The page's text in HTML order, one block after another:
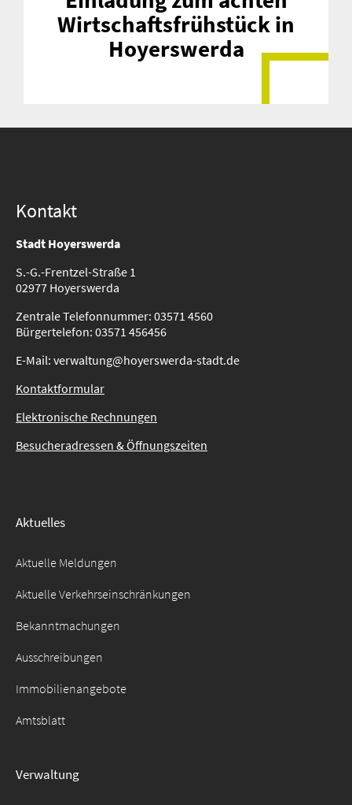
Wirtschaftsfrühstück in
Hoyerswerda
Kontakt
Stadt Hoyerswerda
S.-G.-Frentzel-Straße 1
02977 Hoyerswerda
Zentrale Telefonnummer: 03571 4560
Bürgertelefon: 03571 456456
E-Mail: verwaltung@hoyerswerda-stadt.de
Kontaktformular
Elektronische Rechnungen
Besucheradressen & Öffnungszeiten
Aktuelles
Aktuelle Meldungen
Aktuelle Verkehrseinschränkungen
Bekanntmachungen
Ausschreibungen
Immobilienangebote
Amtsblatt
Verwaltung